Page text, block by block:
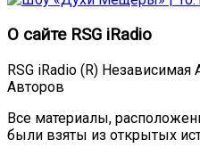
О сайте RSG iRadio
RSG iRadio (R)
Авторов
Все материалы,
были взяты из открытых